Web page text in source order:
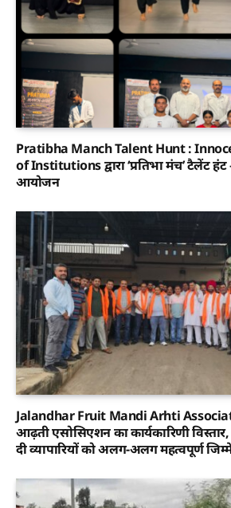
Pratibha Manch Talent Hunt :
of Institutions द्वारा ‘प्रतिभा मंच’ टैलेंट
आयोजन
Jalandhar Fruit Mandi Arhti
आढ़ती एसोसिएशन का कार्यकारिणी
दी व्यापारियों को अलग-अलग महत्वपूर्ण